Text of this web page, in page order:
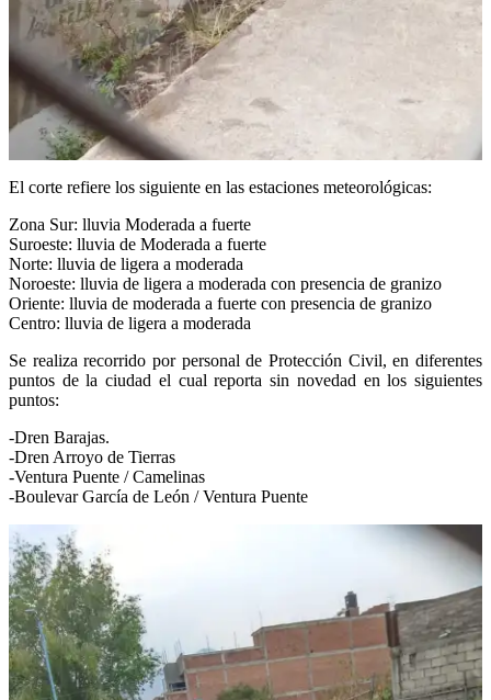
El corte refiere los siguiente en las estaciones meteorológicas:
Zona Sur: lluvia Moderada a fuerte
Suroeste: lluvia de Moderada a fuerte
Norte: lluvia de ligera a moderada
Noroeste: lluvia de ligera a moderada con presencia de granizo
Oriente: lluvia de moderada a fuerte con presencia de granizo
Centro: lluvia de ligera a moderada
Se realiza recorrido por personal de Protección Civil, en diferentes
puntos de la ciudad el cual reporta sin novedad en los siguientes
puntos:
-Dren Barajas.
-Dren Arroyo de Tierras
-Ventura Puente / Camelinas
-Boulevar García de León / Ventura Puente